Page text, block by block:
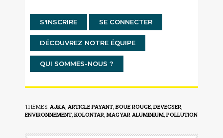
S'INSCRIRE SE CONNECTER
DÉCOUVREZ NOTRE ÉQUIPE
QUI SOMMES-NOUS ?
THÈMES: AJKA ARTICLE PAYANT ,BOUE ROUGE ,DEVECSER
ENVIRONNEMENT ,KOLONTAR ,MAGYAR ALUMINIUM ,POLLUTION